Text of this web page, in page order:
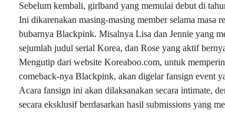
Sebelum kembali, girlband yang memulai debut di
Ini dikarenakan masing-masing member selama masa
bubarnya Blackpink. Misalnya Lisa dan Jennie yang
sejumlah judul serial Korea, dan Rose yang aktif
Mengutip dari website Koreaboo.com, untuk
comeback-nya Blackpink, akan digelar fansign event
Acara fansign ini akan dilaksanakan secara intimate,
secara eksklusif berdasarkan hasil submissions yang